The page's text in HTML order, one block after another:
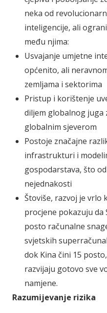
neka od
inteligencije, ali
među njima:
Usvajanje umjetne
općenito, ali
zemljama i sektorima
Pristup i korištenje
diljem globalnog juga
globalnim sjeverom
Postoje značajne
infrastrukturi i
gospodarstava, što
nejednakosti
Štoviše, razvoj je vrlo
procjene pokazuju da
posto računalne
svjetskih
dok Kina čini 15
razvijaju gotovo sve
namjene.
Razumijevanje rizika